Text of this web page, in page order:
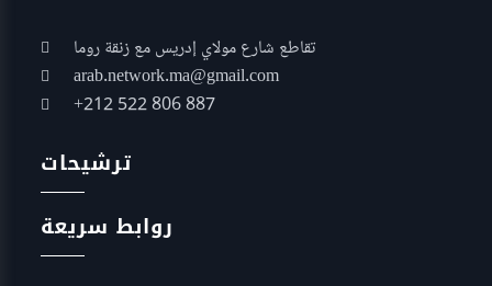
تقاطع شارع مولاي إدريس مع زنقة روما
arab.network.ma@gmail.com
+212 522 806 887
ترشيحات
روابط سريعة